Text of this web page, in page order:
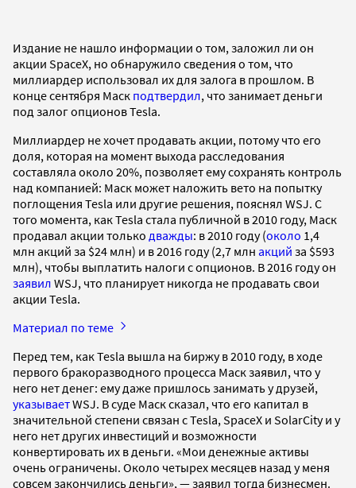
Издание не нашло информации о том, заложил ли он
акции SpaceX, но обнаружило сведения о том, что
миллиардер использовал их для залога в прошлом. В
конце сентября Маск подтвердил, что занимает деньги
под залог опционов Tesla.
Миллиардер не хочет продавать акции, потому что его
доля, которая на момент выхода расследования
составляла около 20%, позволяет ему сохранять контроль
над компанией: Маск может наложить вето на попытку
поглощения Tesla или другие решения, пояснял WSJ. С
того момента, как Tesla стала публичной в 2010 году, Маск
продавал акции только дважды: в 2010 году (около 1,4
млн акций за $24 млн) и в 2016 году (2,7 млн акций за $593
млн), чтобы выплатить налоги с опционов. В 2016 году он
заявил WSJ, что планирует никогда не продавать свои
акции Tesla.
Материал по теме
Перед тем, как Tesla вышла на биржу в 2010 году, в ходе
первого бракоразводного процесса Маск заявил, что у
него нет денег: ему даже пришлось занимать у друзей,
указываетWSJ. В суде Маск сказал, что его капитал в
значительной степени связан с Tesla, SpaceX и SolarCity и у
него нет других инвестиций и возможности
конвертировать их в деньги. «Мои денежные активы
очень ограничены. Около четырех месяцев назад у меня
совсем закончились деньги», — заявил тогда бизнесмен.